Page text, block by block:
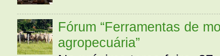
Fórum “Ferramentas de
agropecuária”